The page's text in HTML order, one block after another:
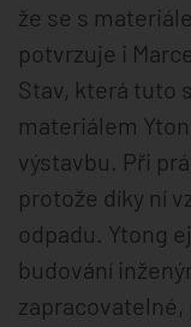
že se s
potvrzuje i
Stav, která tuto
materiálem
výstavbu. Při
protože díky ní
odpadu. Ytong
budování
zapracovatelné,